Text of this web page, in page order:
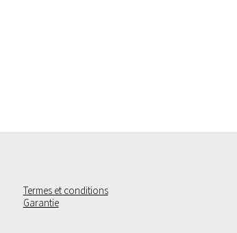
Termes et conditions
Garantie